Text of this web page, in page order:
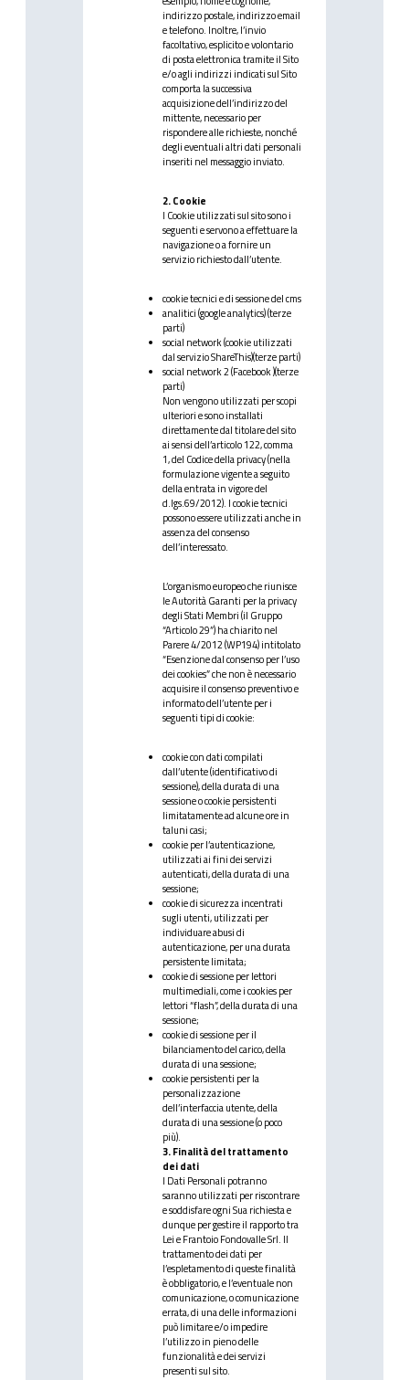
indirizzo postale, indirizzo email
e telefono. Inoltre, l’invio
facoltativo, esplicito e volontario
di posta elettronica tramite il Sito
e/o agli indirizzi indicati sul Sito
comporta la successiva
acquisizione dell’indirizzo del
mittente, necessario per
rispondere alle richieste, nonché
degli eventuali altri dati personali
inseriti nel messaggio inviato.
2. Cookie
I Cookie utilizzati sul sito sono i
seguenti e servono a effettuare la
navigazione o a fornire un
servizio richiesto dall’utente.
cookie tecnici e di sessione del cms
analitici (google analytics) (terze
parti)
social network (cookie utilizzati
dal servizio ShareThis)(terze parti)
social network 2 (Facebook )(terze
parti)
Non vengono utilizzati per scopi
ulteriori e sono installati
direttamente dal titolare del sito
ai sensi dell’articolo 122, comma
1, del Codice della privacy (nella
formulazione vigente a seguito
della entrata in vigore del
d.lgs.69/2012). I cookie tecnici
possono essere utilizzati anche in
assenza del consenso
dell’interessato.
L’organismo europeo che riunisce
le Autorità Garanti per la privacy
degli Stati Membri (il Gruppo
“Articolo 29”) ha chiarito nel
Parere 4/2012 (WP194) intitolato
“Esenzione dal consenso per l’uso
dei cookies” che non è necessario
acquisire il consenso preventivo e
informato dell’utente per i
seguenti tipi di cookie:
cookie con dati compilati
dall’utente (identificativo di
sessione), della durata di una
sessione o cookie persistenti
limitatamente ad alcune ore in
taluni casi;
cookie per l’autenticazione,
utilizzati ai fini dei servizi
autenticati, della durata di una
sessione;
cookie di sicurezza incentrati
sugli utenti, utilizzati per
individuare abusi di
autenticazione, per una durata
persistente limitata;
cookie di sessione per lettori
multimediali, come i cookies per
lettori “flash”, della durata di una
sessione;
cookie di sessione per il
bilanciamento del carico, della
durata di una sessione;
cookie persistenti per la
personalizzazione
dell’interfaccia utente, della
durata di una sessione (o poco
più).
3. Finalità del trattamento
dei dati
I Dati Personali potranno
saranno utilizzati per riscontrare
e soddisfare ogni Sua richiesta e
dunque per gestire il rapporto tra
Lei e Frantoio Fondovalle Srl. Il
trattamento dei dati per
l’espletamento di queste finalità
è obbligatorio, e l’eventuale non
comunicazione, o comunicazione
errata, di una delle informazioni
può limitare e/o impedire
l’utilizzo in pieno delle
funzionalità e dei servizi
presenti sul sito.